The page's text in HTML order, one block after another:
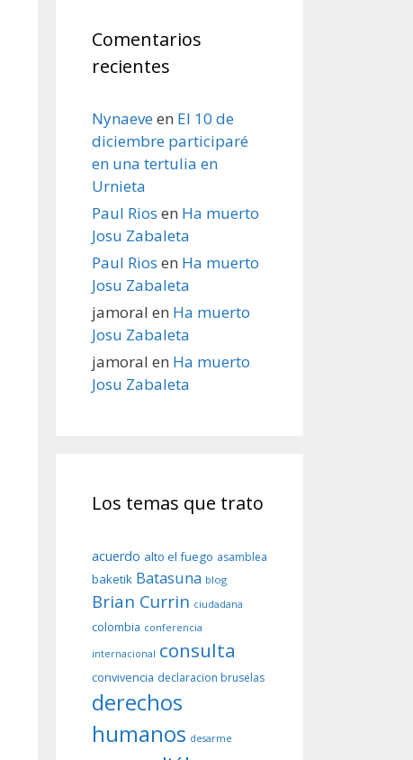
Comentarios
recientes
Nynaeveen El 10 de
diciembre participaré
en una tertulia en
Urnieta
Paul Rios en Ha muerto
Josu Zabaleta
Paul Rios en Ha muerto
Josu Zabaleta
jamoral en Ha muerto
Josu Zabaleta
jamoral en Ha muerto
Josu Zabaleta
Los temas que trato
acuerdo alto el fuego asamblea
baketik Batasuna blog
Brian Currin ciudadana
colombia conferencia
internacional consulta
convivencia declaracion bruselas
derechos
humanos desarme